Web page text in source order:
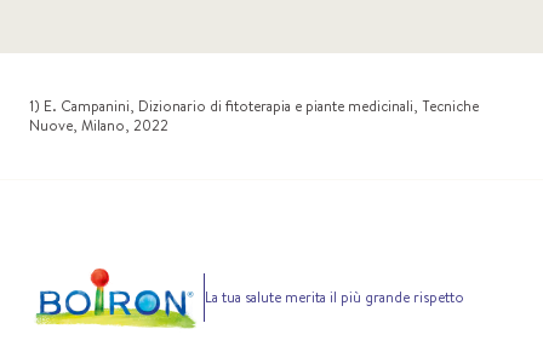
1) E. Campanini, Dizionario di fitoterapia e piante medicinali, Tecniche
Nuove, Milano, 2022
La tua salute merita il più grande rispetto